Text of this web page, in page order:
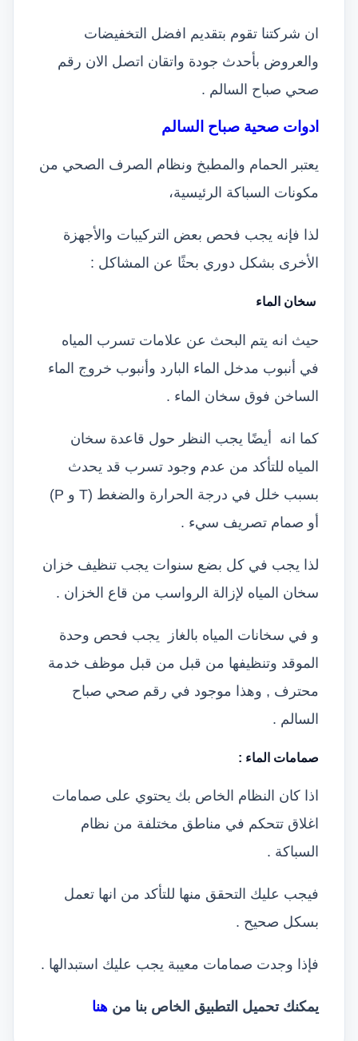
ان شركتنا تقوم بتقديم افضل التخفيضات
والعروض بأحدث جودة واتقان اتصل الان رقم
صحي صباح السالم .
ادوات صحية صباح السالم
يعتبر الحمام والمطبخ ونظام الصرف الصحي من
مكونات السباكة الرئيسية،
لذا فإنه يجب فحص بعض التركيبات والأجهزة
الأخرى بشكل دوري بحثًا عن المشاكل :
سخان الماء
حيث انه يتم البحث عن علامات تسرب المياه
في أنبوب مدخل الماء البارد وأنبوب خروج الماء
الساخن فوق سخان الماء .
كما انه أيضًا يجب النظر حول قاعدة سخان
المياه للتأكد من عدم وجود تسرب قد يحدث
بسبب خلل في درجة الحرارة والضغط (T و P)
أو صمام تصريف سيء .
لذا يجب في كل بضع سنوات يجب تنظيف خزان
سخان المياه لإزالة الرواسب من قاع الخزان .
و في سخانات المياه بالغاز يجب فحص وحدة
الموقد وتنظيفها من قبل من قبل موظف خدمة
محترف , وهذا موجود في رقم صحي صباح
السالم .
صمامات الماء :
اذا كان النظام الخاص بك يحتوي على صمامات
اغلاق تتحكم في مناطق مختلفة من نظام
السباكة .
فيجب عليك التحقق منها للتأكد من انها تعمل
بسكل صحيح .
فإذا وجدت صمامات معيبة يجب عليك استبدالها .
يمكنك تحميل التطبيق الخاص بنا من هنا